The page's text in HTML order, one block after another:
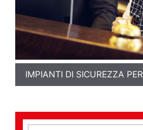
IMPIANTI DI SICUREZZA PER